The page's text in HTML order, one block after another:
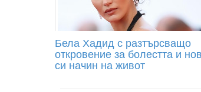
Бела Хадид с разтърсващо
откровение за болестта и
си начин на живот